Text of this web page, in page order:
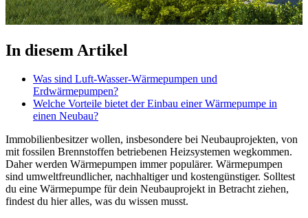
In diesem Artikel
Was sind Luft-Wasser-Wärmepumpen und
Erdwärmepumpen?
Welche Vorteile bietet der Einbau einer Wärmepumpe in
einen Neubau?
Immobilienbesitzer wollen, insbesondere bei Neubauprojekten, von
mit fossilen Brennstoffen betriebenen Heizsystemen wegkommen.
Daher werden Wärmepumpen immer populärer. Wärmepumpen
sind umweltfreundlicher, nachhaltiger und kostengünstiger. Solltest
du eine Wärmepumpe für dein Neubauprojekt in Betracht ziehen,
findest du hier alles, was du wissen musst.